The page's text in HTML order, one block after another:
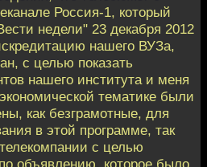
Россия-1, который
недели" 23 декабря 2012
нашего ВУЗа,
с целью показать
нашего института и меня
тематике были
как безграмотные, для
в этой программе, так
с целью
объявлению, которое было